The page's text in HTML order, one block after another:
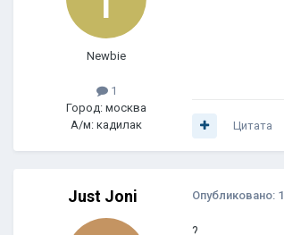
Newbie
1
Город: москва
А/м: кадилак
Цитата
Just Joni Опубликовано:
?